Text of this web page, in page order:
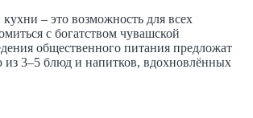
– это возможность для всех
с богатством чувашской
общественного питания предложат
из 3–5 блюд и напитков, вдохновлённых